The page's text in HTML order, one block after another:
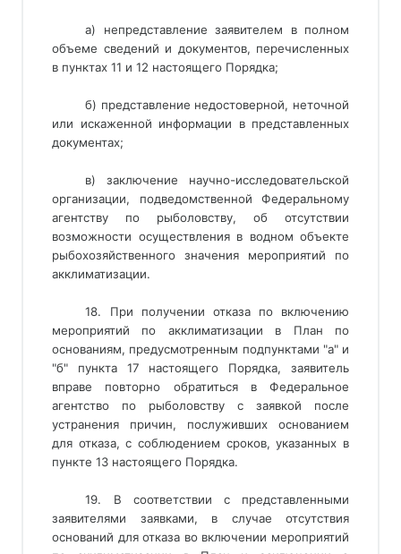
а) непредставление заявителем в полном
объеме сведений и документов, перечисленных
в пунктах 11 и 12 настоящего Порядка;
б) представление недостоверной, неточной
или искаженной информации в представленных
документах;
в) заключение научно-исследовательской
организации, подведомственной Федеральному
агентству по рыболовству, об отсутствии
возможности осуществления в водном объекте
рыбохозяйственного значения мероприятий по
акклиматизации.
18. При получении отказа по включению
мероприятий по акклиматизации в План по
основаниям, предусмотренным подпунктами "а" и
"б" пункта 17 настоящего Порядка, заявитель
вправе повторно обратиться в Федеральное
агентство по рыболовству с заявкой после
устранения причин, послуживших основанием
для отказа, с соблюдением сроков, указанных в
пункте 13 настоящего Порядка.
19. В соответствии с представленными
заявителями заявками, в случае отсутствия
оснований для отказа во включении мероприятий